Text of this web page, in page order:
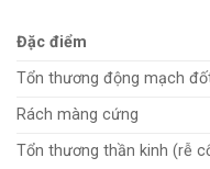
Đặc điểm
Tổn thương động mạch
Rách màng cứng
Tổn thương thần kinh (rễ